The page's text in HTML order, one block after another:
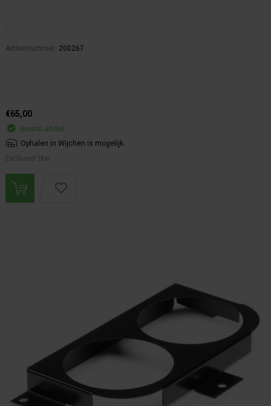
Artikelnummer: 200267
€65,00
Bestel artikel.
Ophalen in Wijchen is mogelijk.
Exclusief btw.